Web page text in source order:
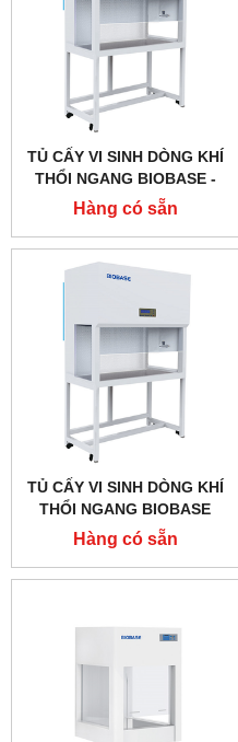
TỦ CẤY VI SINH DÒNG KHÍ
THỔI NGANG BIOBASE -
TRUNG QUỐC
Hàng có sẵn
TỦ CẤY VI SINH DÒNG KHÍ
THỔI NGANG BIOBASE
BBS-H1300
Hàng có sẵn